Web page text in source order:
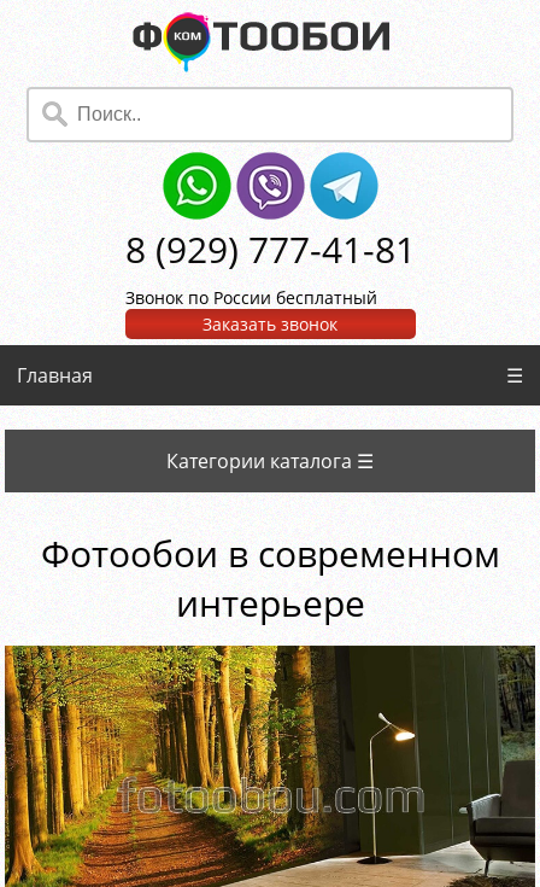
8 (929) 777-41-81
Звонок по России бесплатный
Заказать звонок
Главная ☰
Категории каталога ☰
Фотообои в современном
интерьере